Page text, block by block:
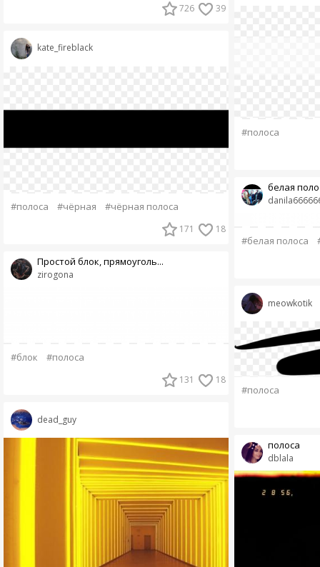
726 39
kate_fireblack
#полоса #чёрная #чёрная полоса
171 18
zirogona
Простой блок, прямоуголь...
#блок #полоса
131 18
dead_guy
#полоса
белая
#белая полоса
meowkotik
#полоса
dblala
полоса